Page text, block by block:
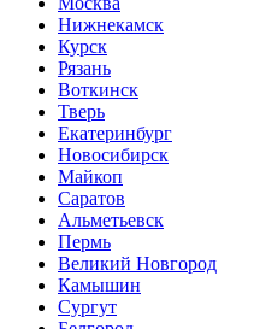
Нижнекамск
Курск
Рязань
Воткинск
Тверь
Екатеринбург
Новосибирск
Майкоп
Саратов
Альметьевск
Пермь
Великий Новгород
Камышин
Сургут